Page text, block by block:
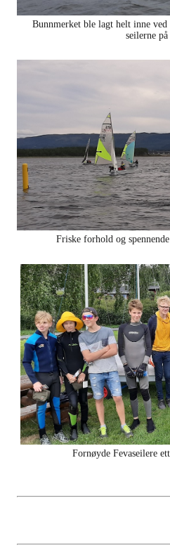
Bunnmerket ble lagt helt inne
seilerne
Friske forhold og
Fornøyde Fevaseilere